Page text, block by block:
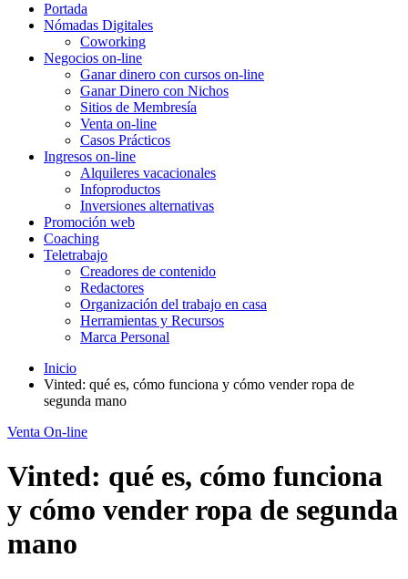
Portada
Nómadas Digitales
Coworking
Negocios on-line
Ganar dinero con cursos on-line
Ganar Dinero con Nichos
Sitios de Membresía
Venta on-line
Casos Prácticos
Ingresos on-line
Alquileres vacacionales
Infoproductos
Inversiones alternativas
Promoción web
Coaching
Teletrabajo
Creadores de contenido
Redactores
Organización del trabajo en casa
Herramientas y Recursos
Marca Personal
Inicio
Vinted: qué es, cómo funciona y cómo vender ropa de
segunda mano
Venta On-line
Vinted: qué es, cómo funciona
y cómo vender ropa de segunda
mano